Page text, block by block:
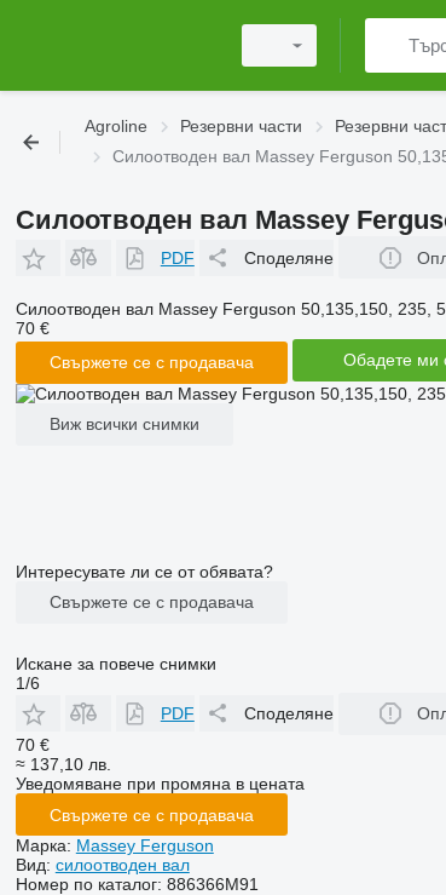
Agroline Резервни части Резервни
Силоотводен вал Massey Ferguson
Силоотводен вал Massey
PDF Споделяне
Силоотводен вал Massey Ferguson 50,135,150, 235,
70 €
Свържете се с продавача
Обадете ми
Виж всички снимки
Интересувате ли се от обявата?
Свържете се с продавача
Искане за повече снимки
1/6
PDF
Споделяне
70 €
≈ 137,10 лв.
Уведомяване при промяна в цената
Свържете се с продавача
Марка: Massey Ferguson
Вид: силоотводен вал
Номер по каталог: 886366M91